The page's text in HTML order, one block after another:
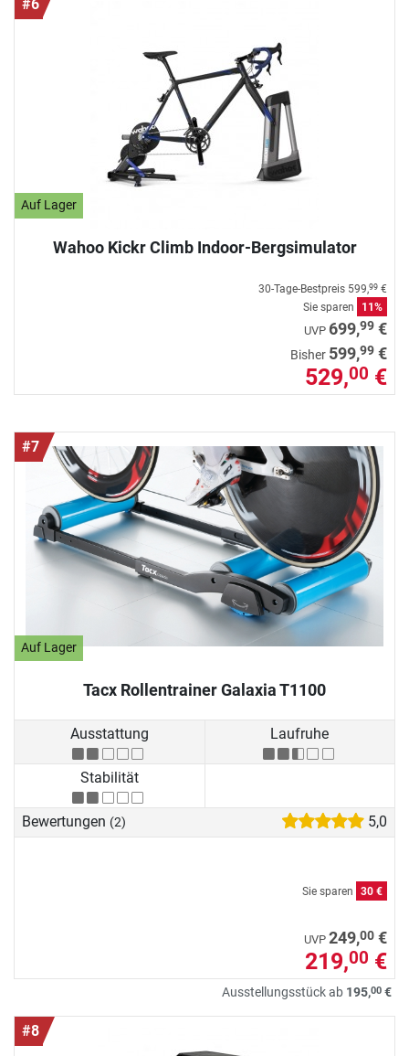
#6
Auf Lager
Wahoo Kickr Climb Indoor-Bergsimulator
30-Tage-Bestpreis 599,99 €
Sie sparen
11%
UVP 699,99 €
Bisher 599,99 €
529,00 €
#7
Auf Lager
Tacx Rollentrainer Galaxia T1100
Ausstattung Laufruhe
Stabilität
Bewertungen (2) 5,0
Sie sparen 30 €
UVP 249,00 €
219,00 €
Ausstellungsstück ab 195,00 €
#8